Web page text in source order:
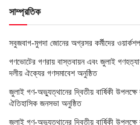
সাম্প্রতিক
সবুজবাগ-মুগদা জোনের অগ্রসর কর্মীদের
গণভোটের গণরায় বাস্তবায়ন এবং জুলাই
দলীয় ঐক্যের গণসমাবেশ অনুষ্ঠিত
জুলাই গণ-অভ্যুত্থানের দ্বিতীয় বার্ষিকী উপলক্ষে
ঐতিহাসিক জনসভা অনুষ্ঠিত
জুলাই গণ-অভ্যুত্থানের দ্বিতীয় বার্ষিকী উপলক্ষে